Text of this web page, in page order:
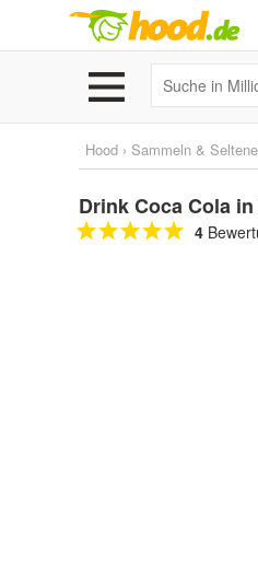
Hood › Sammeln &
Drink Coca Cola
4